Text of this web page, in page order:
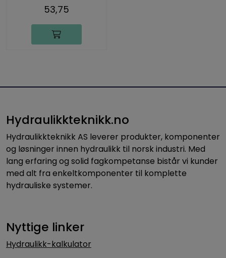
53,75
Hydraulikkteknikk.no
Hydraulikkteknikk AS leverer produkter, komponenter
og løsninger innen hydraulikk til norsk industri. Med
lang erfaring og solid fagkompetanse bistår vi kunder
med alt fra enkeltkomponenter til komplette
hydrauliske systemer.
Nyttige linker
Hydraulikk-kalkulator